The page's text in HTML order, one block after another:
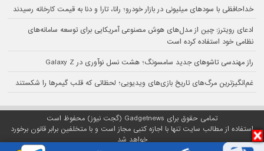
خداحافظی با سودهای میلیونی در بازار خودرو؛ رانا، تارا و دنا به قیمت کارخانه رسیدند
ادعای رویترز: چین از مدل‌های هوش مصنوعی آمریکایی برای توسعه سامانه‌های
نظامی خود استفاده کرده است
راز مهندسی تاشوهای جدید سامسونگ؛ هشت نسل نوآوری در Galaxy Z
غم‌انگیزترین مرگ‌های تاریخ بازی‌های ویدیویی؛ لحظاتی که قلب گیمرها را شکستند
تمامی حقوق برای Gadgetnews (گجت نیوز) محفوظ است
استفاده از مطالب سایت تنها با اجازه کتبی مجاز است و با متخلفین برابر قانون برخورد
خواهد شد